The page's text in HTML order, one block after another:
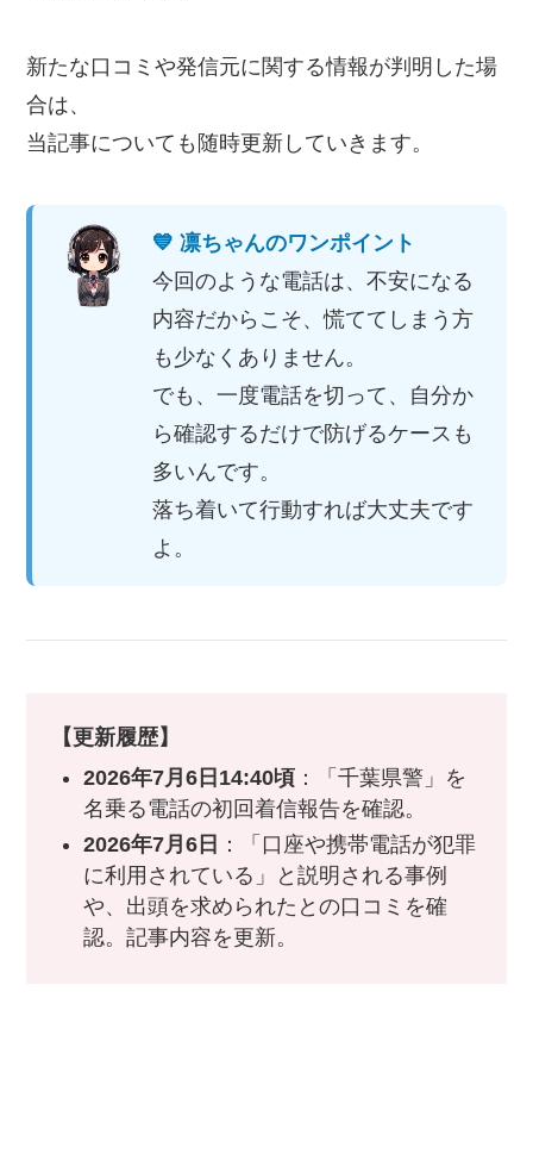
新たな口コミや発信元に関する情報が判明した場
合は、
当記事についても随時更新していきます。
💙 凛ちゃんのワンポイント
今回のような電話は、不安になる
内容だからこそ、慌ててしまう方
も少なくありません。
でも、一度電話を切って、自分か
ら確認するだけで防げるケースも
多いんです。
落ち着いて行動すれば大丈夫です
よ。
【更新履歴】
2026年7月6日14:40頃 ：「千葉県警」を
名乗る電話の初回着信報告を確認。
2026年7月6日 ：「口座や携帯電話が犯罪
に利用されている」と説明される事例
や、出頭を求められたとの口コミを確
認。記事内容を更新。